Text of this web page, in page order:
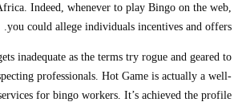
Africa. Indeed, whenever to play Bingo
you could allege individuals incentives
put gets inadequate as the terms try rogue and
of unsuspecting professionals. Hot Game is
playing services for bingo workers. It’s achieved